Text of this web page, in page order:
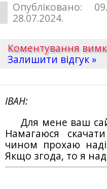
Опубліковано:
28.07.2024.
Коментування
Залишити відгук »
ІВАН
Для мене ваш
Намагаюся
чином прохаю
Якщо згода, то я